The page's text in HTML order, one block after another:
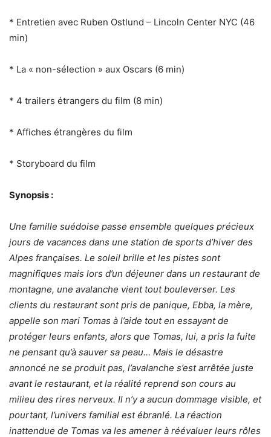
* Entretien avec Ruben Ostlund – Lincoln Center NYC (46
min)
* La « non-sélection » aux Oscars (6 min)
* 4 trailers étrangers du film (8 min)
* Affiches étrangères du film
* Storyboard du film
Synopsis :
Une famille suédoise passe ensemble quelques précieux
jours de vacances dans une station de sports d’hiver des
Alpes françaises. Le soleil brille et les pistes sont
magnifiques mais lors d’un déjeuner dans un restaurant de
montagne, une avalanche vient tout bouleverser. Les
clients du restaurant sont pris de panique, Ebba, la mère,
appelle son mari Tomas à l’aide tout en essayant de
protéger leurs enfants, alors que Tomas, lui, a pris la fuite
ne pensant qu’à sauver sa peau… Mais le désastre
annoncé ne se produit pas, l’avalanche s’est arrêtée juste
avant le restaurant, et la réalité reprend son cours au
milieu des rires nerveux. Il n’y a aucun dommage visible, et
pourtant, l’univers familial est ébranlé. La réaction
inattendue de Tomas va les amener à réévaluer leurs rôles